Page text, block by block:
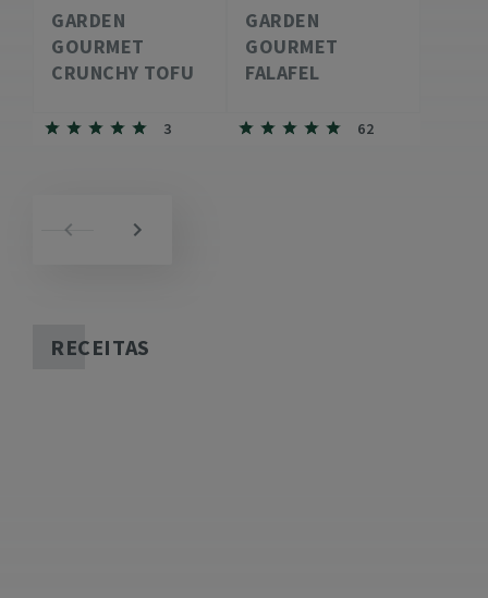
GARDEN
GOURMET
CRUNCHY TOFU
3
GARDEN
GOURMET
FALAFEL
62
RECEITAS